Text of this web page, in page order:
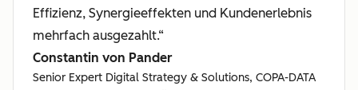
Effizienz, Synergieeffekten und Kundenerlebnis
mehrfach ausgezahlt.“
Constantin von Pander
Senior Expert Digital Strategy & Solutions, COPA-DATA